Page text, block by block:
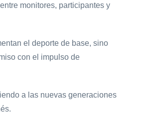
monitores, participantes y
el deporte de base, sino
con el impulso de
a las nuevas generaciones